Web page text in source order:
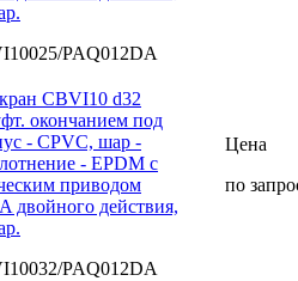
PAQ012DA
CBVI10 d32
окончанием под
- CPVC, шар -
- EPDM с
приводом
двойного действия,
PAQ012DA
Цена
по